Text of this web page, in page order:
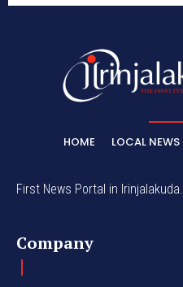
HOME LOCAL NEWS
First News Portal in Irinjalakuda.
Company